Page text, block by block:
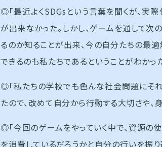
◎「最近よくSDGsという言葉を聞くが、実
が出来なかった。しかし、ゲームを通して
るのか知ることが出来、今の自分たちの最
できるのも私たちであるということがわかっ
◎「私たちの学校でも色んな社会問題にそ
たので、改めて自分から行動する大切さや、
◎「今回のゲームをやっていく中で、資源の
を消費しているだろうかと自分の行いを振